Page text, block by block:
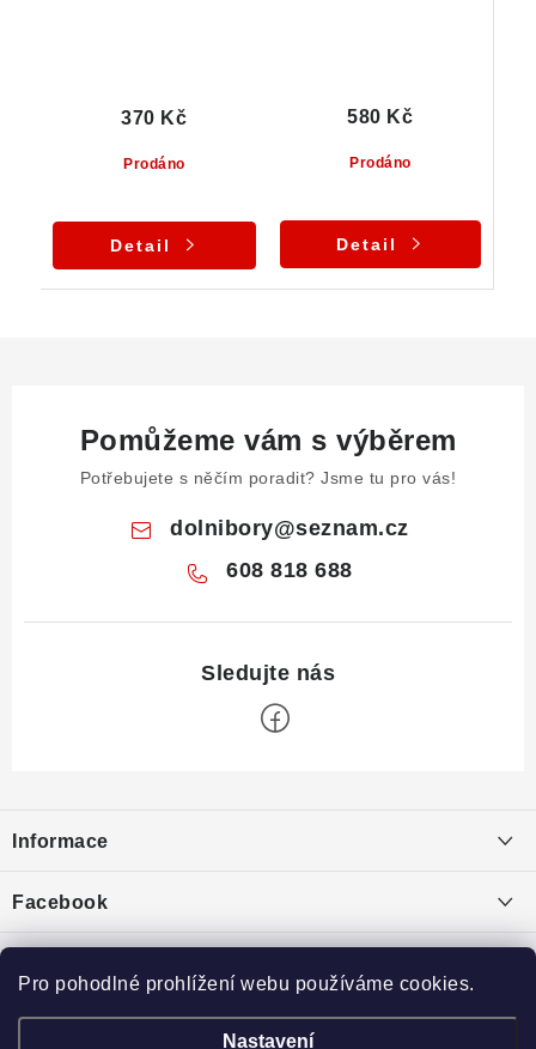
Pro pohodlné prohlížení webu používáme cookies.
Nastavení
Prodáno
370 Kč
Detail
Prodáno
580 Kč
Detail
Pomůžeme vám s výběrem
Potřebujete s něčím poradit? Jsme tu pro vás!
dolnibory@seznam.cz
608 818 688
p
a
í
Informace
Puncovní značky
Ochrana osobních údajů
Výkup minerálů a drahých kamenů
Facebook
Toplist
Broušený kámen